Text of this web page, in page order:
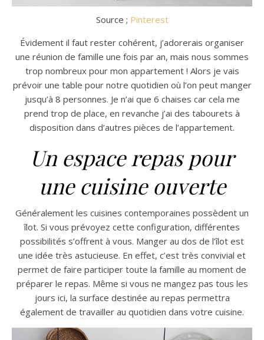
Source ; Pinterest
Évidement il faut rester cohérent, j’adorerais organiser
une réunion de famille une fois par an, mais nous sommes
trop nombreux pour mon appartement ! Alors je vais
prévoir une table pour notre quotidien où l’on peut manger
jusqu’à 8 personnes. Je n’ai que 6 chaises car cela me
prend trop de place, en revanche j’ai des tabourets à
disposition dans d’autres pièces de l’appartement.
Un espace repas pour
une cuisine ouverte
Généralement les cuisines contemporaines possèdent un
îlot. Si vous prévoyez cette configuration, différentes
possibilités s’offrent à vous. Manger au dos de l’îlot est
une idée très astucieuse. En effet, c’est très convivial et
permet de faire participer toute la famille au moment de
préparer le repas. Même si vous ne mangez pas tous les
jours ici, la surface destinée au repas permettra
également de travailler au quotidien dans votre cuisine.